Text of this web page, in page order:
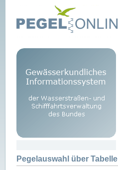
Pegelauswahl über Tabelle